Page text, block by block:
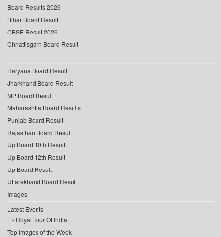
Board Results 2026
Bihar Board Result
CBSE Result 2026
Chhattisgarh Board Result
Haryana Board Result
Jharkhand Board Result
MP Board Result
Maharashtra Board Results
Punjab Board Result
Rajasthan Board Result
Up Board 10th Result
Up Board 12th Result
Up Board Result
Uttarakhand Board Result
Images
Latest Events
Royal Tour Of India
Top Images of the Week